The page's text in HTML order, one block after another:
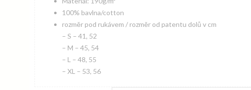
100% bavlna/cotton
rozměr pod rukávem / rozměr od patentu dolů v cm
– S – 41, 52
– M – 45, 54
– L – 48, 55
– XL – 53, 56